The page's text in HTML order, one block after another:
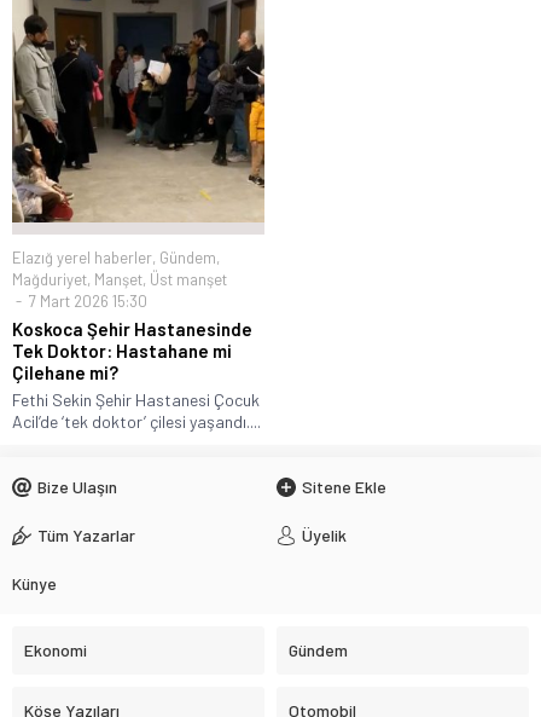
Elazığ yerel haberler, Gündem,
Mağduriyet, Manşet, Üst manşet
7 Mart 2026 15:30
Koskoca Şehir Hastanesinde
Tek Doktor: Hastahane mi
Çilehane mi?
Fethi Sekin Şehir Hastanesi Çocuk
Acil’de ‘tek doktor’ çilesi yaşandı....
Bize Ulaşın Sitene Ekle
Tüm Yazarlar Üyelik
Künye
Ekonomi Gündem
Köşe Yazıları Otomobil